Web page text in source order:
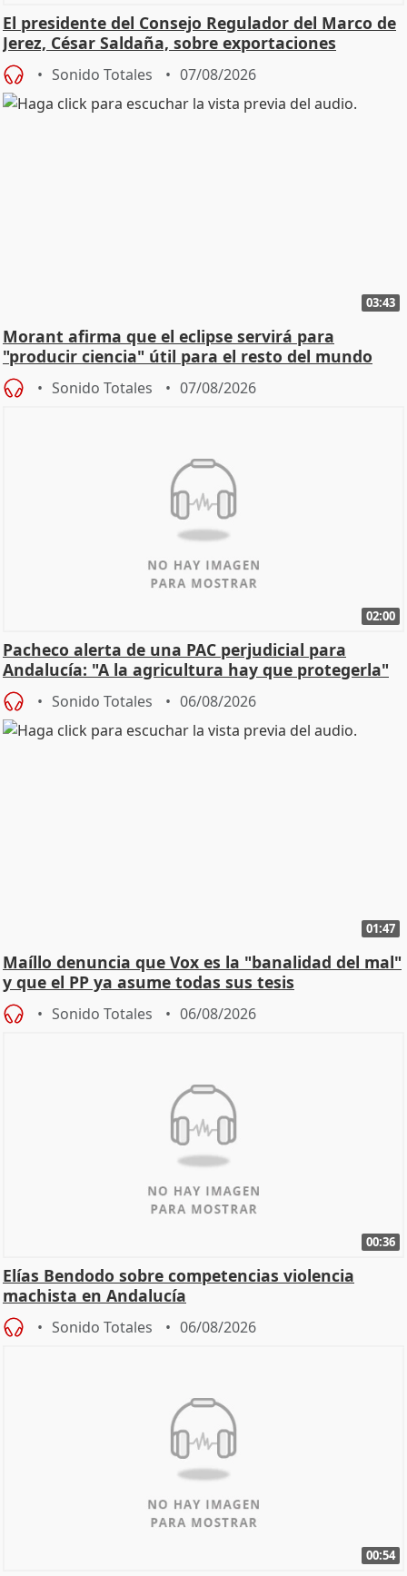
El presidente del Consejo Regulador del Marco de
Jerez, César Saldaña, sobre exportaciones
Sonido Totales 07/08/2026
03:43
Morant afirma que el eclipse servirá para
"producir ciencia" útil para el resto del mundo
Sonido Totales 07/08/2026
02:00
Pacheco alerta de una PAC perjudicial para
Andalucía: "A la agricultura hay que protegerla"
Sonido Totales 06/08/2026
01:47
Maíllo denuncia que Vox es la "banalidad del mal"
y que el PP ya asume todas sus tesis
Sonido Totales 06/08/2026
00:36
Elías Bendodo sobre competencias violencia
machista en Andalucía
Sonido Totales 06/08/2026
00:54